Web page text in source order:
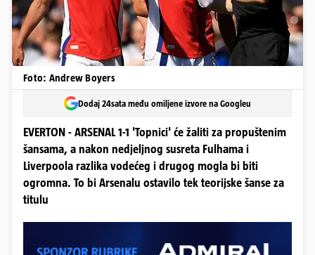
Foto: Andrew Boyers
Dodaj 24sata među omiljene izvore na Googleu
EVERTON - ARSENAL 1-1 'Topnici' će žaliti za propuštenim
šansama, a nakon nedjeljnog susreta Fulhama i
Liverpoola razlika vodećeg i drugog mogla bi biti
ogromna. To bi Arsenalu ostavilo tek teorijske šanse za
titulu